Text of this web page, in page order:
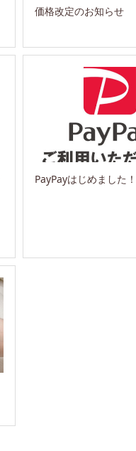
価格改定のお知らせ
PayPayはじめました！